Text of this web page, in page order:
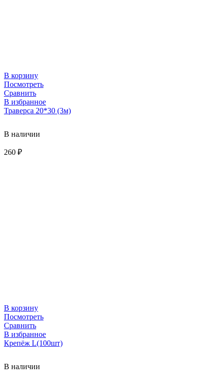
В корзину
Посмотреть
Сравнить
В избранное
Траверса 20*30 (3м)
В наличии
260 ₽
В корзину
Посмотреть
Сравнить
В избранное
Крепёж L(100шт)
В наличии